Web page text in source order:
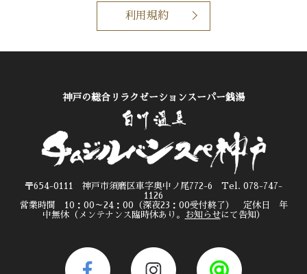
利用規約
神戸の総合リラクゼーションスーパー銭湯
〒654-0111 神戸市須磨区車字奥中ノ尾772-6 Tel. 078-747-
1126
営業時間 10：00～24：00（深夜23：00受付終了） 定休日 年
中無休（メンテナンス臨時休あり。
お知らせにて告知）